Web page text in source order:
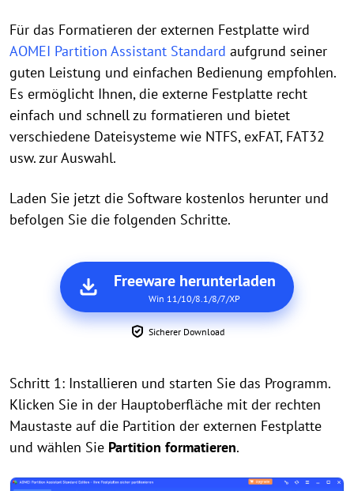
Für das Formatieren der externen Festplatte wird
AOMEI Partition Assistant Standard aufgrund seiner
guten Leistung und einfachen Bedienung empfohlen.
Es ermöglicht Ihnen, die externe Festplatte recht
einfach und schnell zu formatieren und bietet
verschiedene Dateisysteme wie NTFS, exFAT, FAT32
usw. zur Auswahl.
Laden Sie jetzt die Software kostenlos herunter und
befolgen Sie die folgenden Schritte.
Freeware herunterladen
Win 11/10/8.1/8/7/XP
Sicherer Download
Schritt 1: Installieren und starten Sie das Programm.
Klicken Sie in der Hauptoberfläche mit der rechten
Maustaste auf die Partition der externen Festplatte
und wählen Sie Partition formatieren.